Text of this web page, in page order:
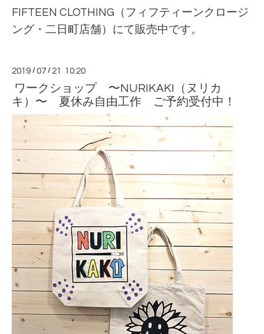
FIFTEEN CLOTHING（フィフティーンクロージ
ング・二日町店舗）にて販売中です。
2019 /07 / 21 10:20
ワークショップ 〜NURIKAKI（ヌリカ
キ）〜 夏休み自由工作 ご予約受付中！